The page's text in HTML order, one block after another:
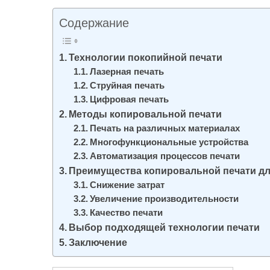
Содержание
Технологии покопийной печати
Лазерная печать
Струйная печать
Цифровая печать
Методы копировальной печати
Печать на различных материалах
Многофункциональные устройства
Автоматизация процессов печати
Преимущества копировальной печати
Снижение затрат
Увеличение производительности
Качество печати
Выбор подходящей технологии печати
Заключение